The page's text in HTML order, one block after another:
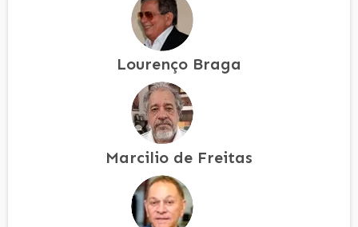
Lourenço Braga
Marcilio de Freitas